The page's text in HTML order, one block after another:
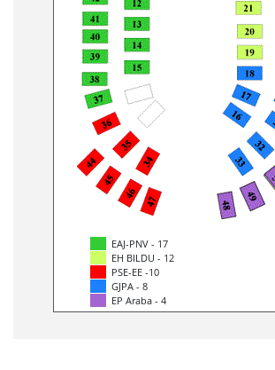
EAJ-PNV - 17
EH BILDU - 12
PSE-EE -10
GJPA - 8
EP Araba - 4